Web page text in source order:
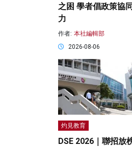
之困 學者倡政策協
力
作者: 本社編輯部
2026-08-06
灼見教育
DSE 2026｜聯招放